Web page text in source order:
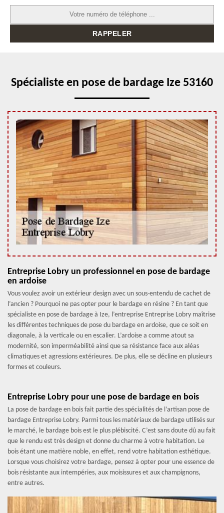
Spécialiste en pose de bardage Ize 53160
Entreprise Lobry un professionnel en pose de bardage
en ardoise
Vous voulez avoir un extérieur design avec un sous-entendu de cachet de
l’ancien ? Pourquoi ne pas opter pour le bardage en résine ? En tant que
spécialiste en pose de bardage à Ize, l’entreprise Entreprise Lobry maîtrise
les différentes techniques de pose du bardage en ardoise, que ce soit en
diagonale, à la verticale ou en escalier. L’ardoise a comme atout sa
modernité, son imperméabilité ainsi que sa résistance face aux aléas
climatiques et agressions extérieures. De plus, elle se décline en plusieurs
formes et couleurs.
Entreprise Lobry pour une pose de bardage en bois
La pose de bardage en bois fait partie des spécialités de l’artisan pose de
bardage Entreprise Lobry. Parmi tous les matériaux de bardage utilisés sur
le marché, le bardage bois est le plus plébiscité. C’est sans doute dû au fait
que le rendu est très design et donne du charme à votre habitation. Le
bois étant une matière noble, en effet, rend votre habitation esthétique.
Lorsque vous choisirez votre bardage, pensez à opter pour une essence de
bois résistante aux intempéries, aux moisissures et aux champignons,
entre autres.